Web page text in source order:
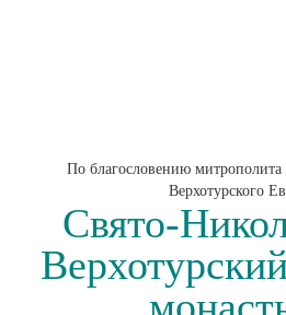
По благословению митрополита
Верхотурского
Свято-